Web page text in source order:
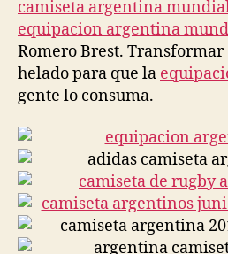
camiseta argentina
equipacion argentina
Romero Brest.
helado para que la
gente lo consuma.